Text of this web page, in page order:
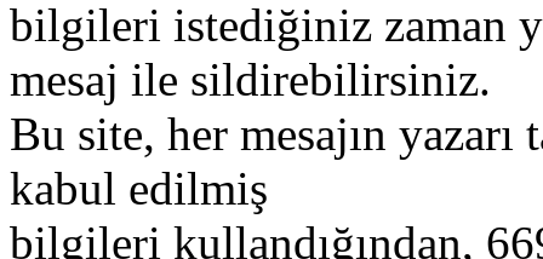
bilgileri istediğiniz zaman
mesaj ile sildirebilirsiniz.
Bu site, her mesajın
kabul edilmiş
bilgileri kullandığından,